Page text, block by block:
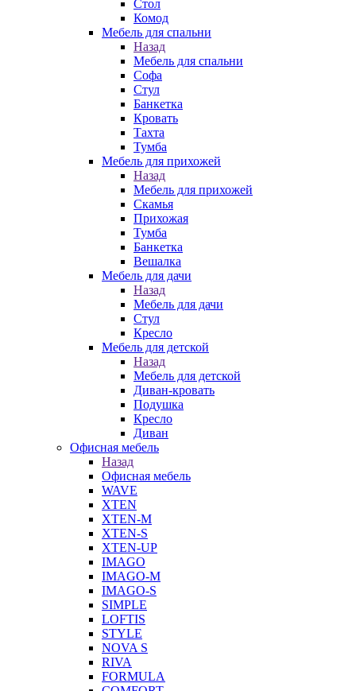
Стол
Комод
Мебель для спальни
Назад
Мебель для спальни
Софа
Стул
Банкетка
Кровать
Тахта
Тумба
Мебель для прихожей
Назад
Мебель для прихожей
Скамья
Прихожая
Тумба
Банкетка
Вешалка
Мебель для дачи
Назад
Мебель для дачи
Стул
Кресло
Мебель для детской
Назад
Мебель для детской
Диван-кровать
Подушка
Кресло
Диван
Офисная мебель
Назад
Офисная мебель
WAVE
XTEN
XTEN-M
XTEN-S
XTEN-UP
IMAGO
IMAGO-M
IMAGO-S
SIMPLE
LOFTIS
STYLE
NOVA S
RIVA
FORMULA